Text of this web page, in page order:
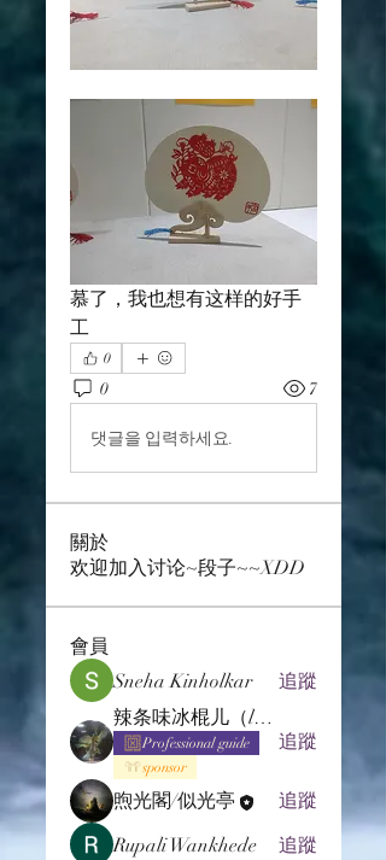
慕了，我也想有这样的好手
工
0
0 7
댓글을 입력하세요.
關於
欢迎加入讨论~段子~~XDD
會員
Sneha Kinholkar
追蹤
辣条味冰棍儿（lof别玩了要氪金的）
Professional guide
sponsor
追蹤
煦光閣/似光亭
追蹤
Rupali Wankhede
追蹤